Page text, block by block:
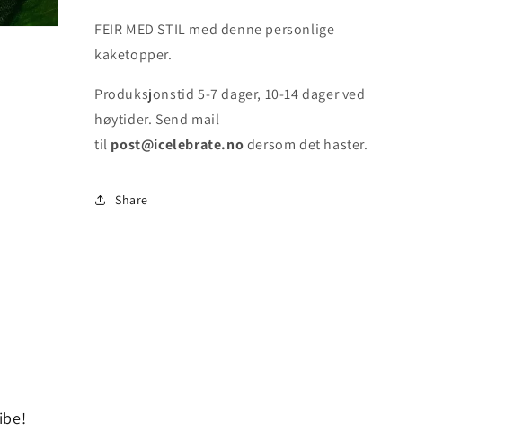
FEIR MED STIL med denne personlige
kaketopper.
Produksjonstid 5-7 dager, 10-14 dager ved
høytider. Send mail
til post@icelebrate.nodersom det haster.
Share